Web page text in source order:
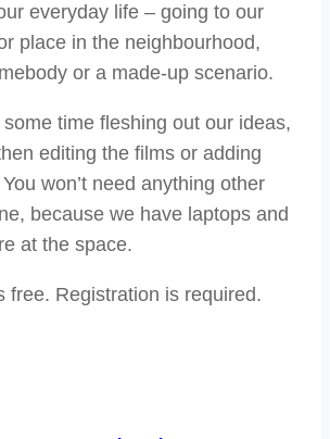
everyday life – going to our
place in the neighbourhood,
or a made-up scenario.
time fleshing out our ideas,
editing the films or adding
won’t need anything other
because we have laptops and
at the space.
free. Registration is required.